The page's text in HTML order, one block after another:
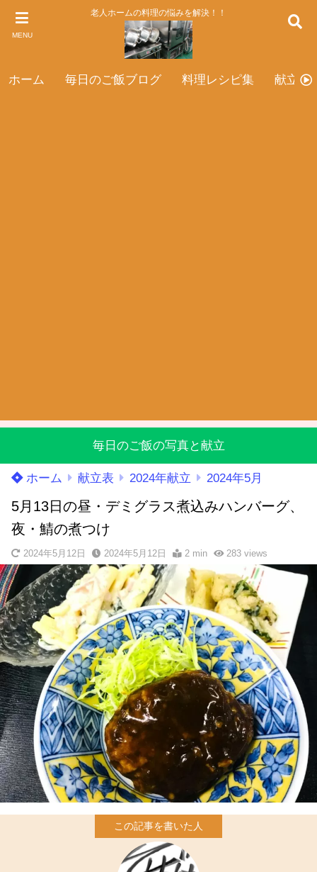
MENU
老人ホームの料理の悩みを解決！！
ホーム 毎日のご飯ブログ 料理レシピ集 献立表
毎日のご飯の写真と献立
ホーム 献立表 2024年献立 2024年5月
5月13日の昼・デミグラス煮込みハンバーグ、
夜・鯖の煮つけ
2024年5月12日 2024年5月12日 2 min 283views